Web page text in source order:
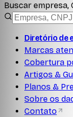
Buscar empresa,
Diretório de
Marcas
Cobertura
Artigos &
Planos &
Sobre os
Contato